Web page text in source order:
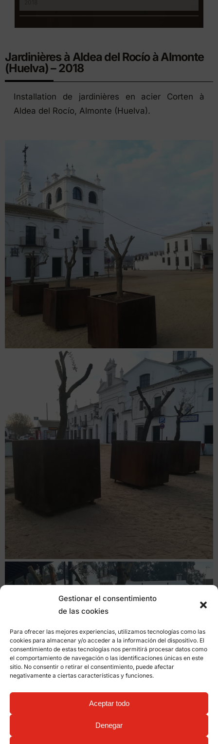
Gestionar el consentimiento
de las cookies
Para ofrecer las mejores experiencias, utilizamos tecnologías como las
cookies para almacenar y/o acceder a la información del dispositivo. El
consentimiento de estas tecnologías nos permitirá procesar datos como
el comportamiento de navegación o las identificaciones únicas en este
sitio. No consentir o retirar el consentimiento, puede afectar
negativamente a ciertas características y funciones.
Aceptar todo
Denegar
Jardinières à Aldea del Rocío à Almonte
(Huelva) – 2018
Installation de jardinières en acier Corten à
Aldea del Rocío, Almonte (Huelva).